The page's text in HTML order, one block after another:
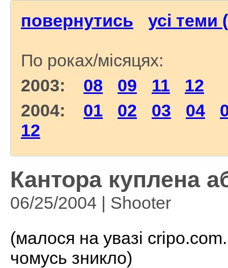
повернутись усі теми
По роках/місяцях:
2003: 08 09 11
12
2004: 01 02 03 04
12
Кантора куплена
06/25/2004 | Shooter
(малося на увазі
чомусь зникло)